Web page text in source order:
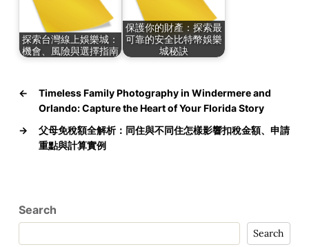
探索台灣線上娛樂城：
機會、風險與選擇指南
保護你的財產：探索最
可靠的安全比特幣娛樂
城秘訣
←
Timeless Family Photography in Windermere and
Orlando: Capture the Heart of Your Florida Story
→
父母免稅額全解析：同住與不同住怎樣影響扣稅金額、申請
重點與計算實例
Search
Search